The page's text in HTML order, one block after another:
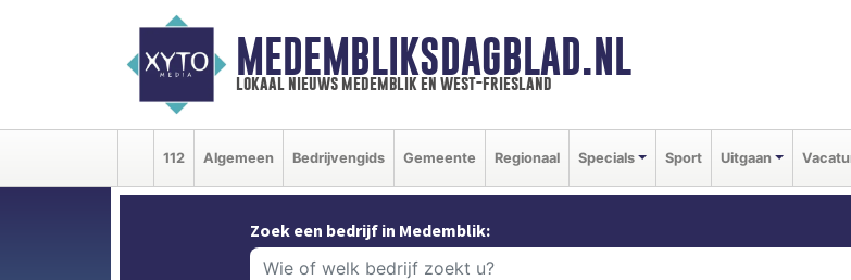
MEDEMBLIKSDAGBLAD.NL
lokaal nieuws medemblik en west-friesland
112 Algemeen Bedrijvengids Gemeente Regionaal Specials Sport Uitgaan
Zoek een bedrijf in Medemblik: